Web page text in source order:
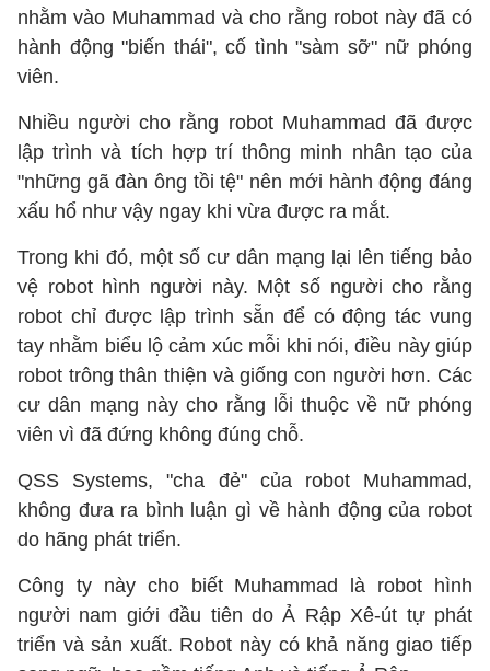
nhằm vào Muhammad và cho rằng robot này đã có
hành động "biến thái", cố tình "sàm sỡ" nữ phóng
viên.
Nhiều người cho rằng robot Muhammad đã được
lập trình và tích hợp trí thông minh nhân tạo của
"những gã đàn ông tồi tệ" nên mới hành động đáng
xấu hổ như vậy ngay khi vừa được ra mắt.
Trong khi đó, một số cư dân mạng lại lên tiếng bảo
vệ robot hình người này. Một số người cho rằng
robot chỉ được lập trình sẵn để có động tác vung
tay nhằm biểu lộ cảm xúc mỗi khi nói, điều này giúp
robot trông thân thiện và giống con người hơn. Các
cư dân mạng này cho rằng lỗi thuộc về nữ phóng
viên vì đã đứng không đúng chỗ.
QSS Systems, "cha đẻ" của robot Muhammad,
không đưa ra bình luận gì về hành động của robot
do hãng phát triển.
Công ty này cho biết Muhammad là robot hình
người nam giới đầu tiên do Ả Rập Xê-út tự phát
triển và sản xuất. Robot này có khả năng giao tiếp